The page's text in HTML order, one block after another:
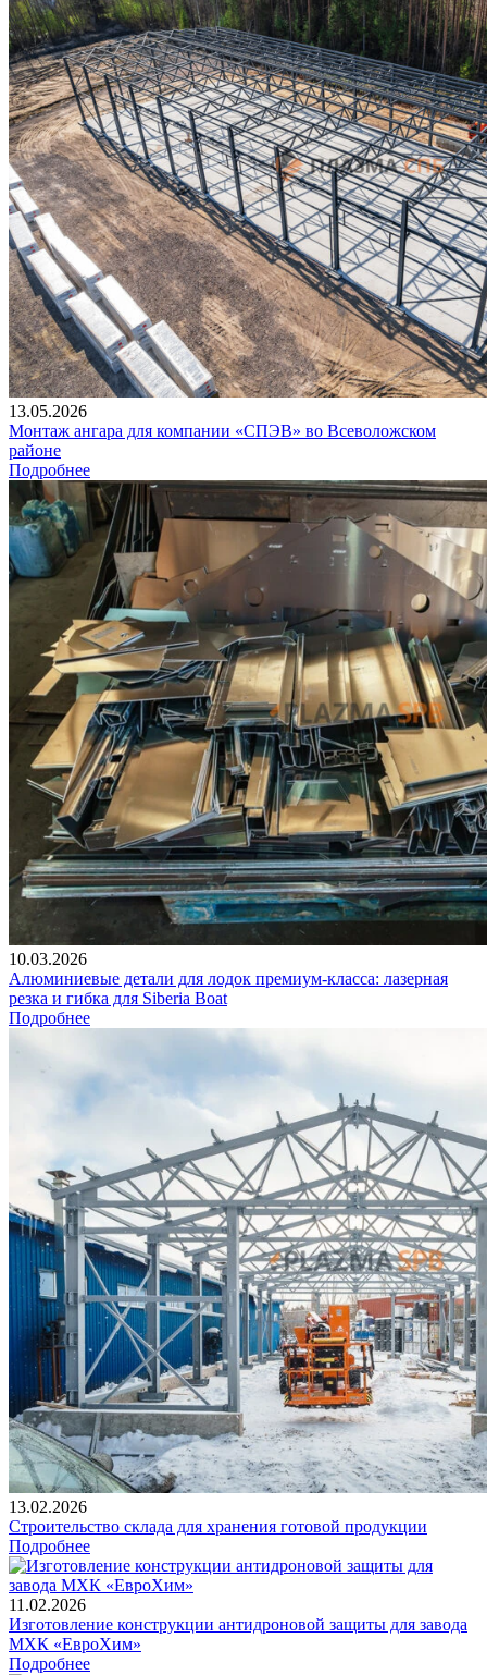
13.05.2026
Монтаж ангара для компании «СПЭВ» во Всеволожском
районе
Подробнее
10.03.2026
Алюминиевые детали для лодок премиум-класса: лазерная
резка и гибка для Siberia Boat
Подробнее
13.02.2026
Строительство склада для хранения готовой продукции
Подробнее
11.02.2026
Изготовление конструкции антидроновой защиты для завода
МХК «ЕвроХим»
Подробнее